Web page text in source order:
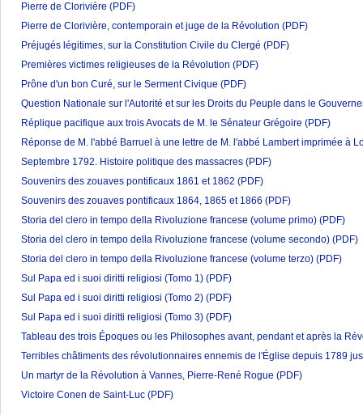
Pierre de Clorivière (PDF)
Pierre de Clorivière, contemporain et juge de la Révolution (PDF)
Préjugés légitimes, sur la Constitution Civile du Clergé (PDF)
Premières victimes religieuses de la Révolution (PDF)
Prône d'un bon Curé, sur le Serment Civique (PDF)
Question Nationale sur l'Autorité et sur les Droits du Peuple dans le
Réplique pacifique aux trois Avocats de M. le Sénateur Grégoire (PDF)
Réponse de M. l'abbé Barruel à une lettre de M. l'abbé Lambert imprimée à
Septembre 1792. Histoire politique des massacres (PDF)
Souvenirs des zouaves pontificaux 1861 et 1862 (PDF)
Souvenirs des zouaves pontificaux 1864, 1865 et 1866 (PDF)
Storia del clero in tempo della Rivoluzione francese (volume primo) (PDF)
Storia del clero in tempo della Rivoluzione francese (volume secondo) (PDF)
Storia del clero in tempo della Rivoluzione francese (volume terzo) (PDF)
Sul Papa ed i suoi diritti religiosi (Tomo 1) (PDF)
Sul Papa ed i suoi diritti religiosi (Tomo 2) (PDF)
Sul Papa ed i suoi diritti religiosi (Tomo 3) (PDF)
Tableau des trois Époques ou les Philosophes avant, pendant et après la
Terribles châtiments des révolutionnaires ennemis de l'Église depuis 1789
Un martyr de la Révolution à Vannes, Pierre-René Rogue (PDF)
Victoire Conen de Saint-Luc (PDF)